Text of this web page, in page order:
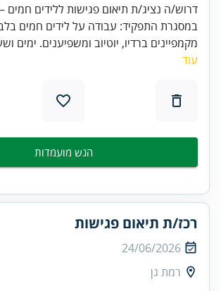
דרוש/ה נציג/ת תיאום פגישות ללידים חמים
במסגרת התפקיד: עבודה על לידים חמים
מקמפיינים ברדיו, יוטיוב ומשפיענים. ימים
עוד
הגש מועמדות
רכז/ת תיאום פגישות
24/06/2026
רמת גן